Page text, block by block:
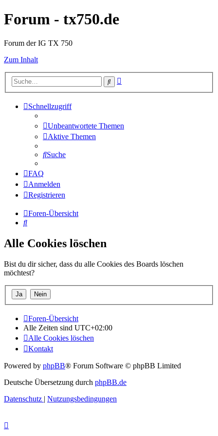
Forum - tx750.de
Forum der IG TX 750
Zum Inhalt
Suche
Schnellzugriff
Unbeantwortete Themen
Aktive Themen
Suche
FAQ
Anmelden
Registrieren
Foren-Übersicht
Suche
Alle Cookies löschen
Bist du dir sicher, dass du alle Cookies des Boards löschen
möchtest?
Foren-Übersicht
Alle Zeiten sind UTC+02:00
Alle Cookies löschen
Kontakt
Powered by phpBB® Forum Software © phpBB Limited
Deutsche Übersetzung durch phpBB.de
Datenschutz | Nutzungsbedingungen